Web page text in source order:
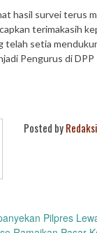
hasil survei terus
terimakasih
telah setia
Pengurus di DPP
Posted byRedaksi
Pilpres